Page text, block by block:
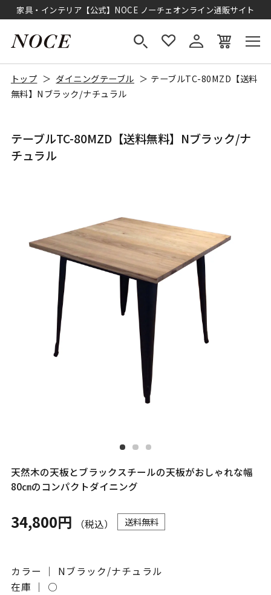
家具・インテリア【公式】NOCE ノーチェオンライン通販サイト
トップ ダイニングテーブル
テーブルTC-80MZD【送料
無料】Nブラック/ナチュラル
テーブルTC-80MZD【送料無料】Nブラック/ナ
チュラル
天然木の天板とブラックスチールの天板がおしゃれな幅
80㎝のコンパクトダイニング
34,800円 （税込） 送料無料
カラー ｜ Nブラック/ナチュラル
在庫 ｜ ○